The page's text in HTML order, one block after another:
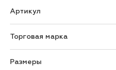
Артикул
Торговая марка
Размеры